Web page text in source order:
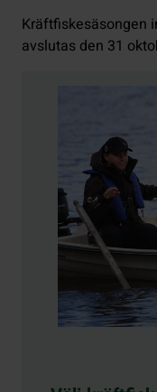
Kräftfiskesäsongen
avslutas den 31